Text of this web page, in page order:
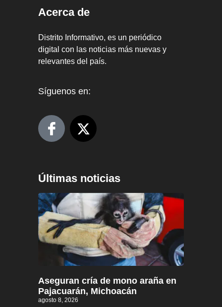
Acerca de
Distrito Informativo, es un periódico
digital con las noticias más nuevas y
relevantes del país.
Síguenos en:
Últimas noticias
Aseguran cría de mono araña en
Pajacuarán, Michoacán
agosto 8, 2026